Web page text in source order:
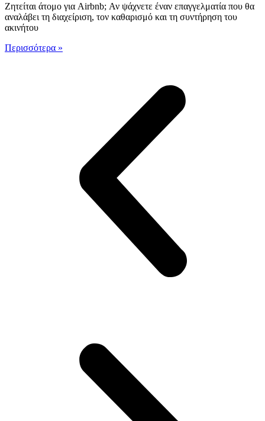
Ζητείται άτομο για Airbnb; Αν ψάχνετε έναν επαγγελματία που θα
αναλάβει τη διαχείριση, τον καθαρισμό και τη συντήρηση του
ακινήτου
Περισσότερα »